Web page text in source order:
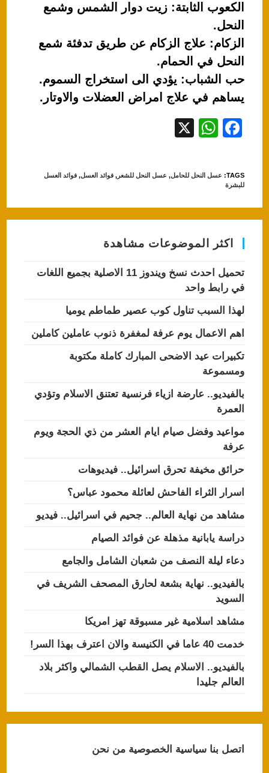
الكعوب الثابتة: زيت دوار الشمس وشمع
النحل.
الزكام: علاج الزكام عن طريق تدفئة شمع
النحل في الحمام.
حب الشباب: يؤدي الى استخراج السموم.
يساهم في علاج امراض العضلات والاوتار.
F
b
o
o
k
W
s
A
p
p
TAGS
: عسل النحل للحامل, عسل النحل للشعر, فوائد العسل, فوائد العسل
للبشرة
اكثر الموضوعات مشاهدة
تحميل احدث نسخ ويندوز 11 الاصلية بجميع اللغات
في رابط واحد
لهذا السبب تناول كوب عصير طماطم يوميا
اهم الاعمال يوم عرفة لمغفرة ذنوب عاملين كاملين
تكبيرات عيد الاضحى المبارك كاملة مكتوبة
ومسموعة
بالفيديو.. عارضة ازياء فرنسية تعتنق الاسلام وتؤدي
العمرة
مواعيد وفضل صيام ايام العشر من ذي الحجة ويوم
عرفة
حرائق مخيفة تحرق اسرائيل.. فيديوهات
اسرار الثراء الفاحش لعائلة محمود عباس؟
مشاهد من نهاية العالم.. جحيم في اسرائيل.. فيديو
دراسة يابانية مذهلة عن فوائد الصيام
دعاء ليلة النصف من شعبان الشامل والجامع
بالفيديو.. نهاية بشعة لحارق المصحف الشريف في
السويد
مشاهد اسلامية غير مسبوقة تهز امريكا
خدمت 40 عاما في الكنيسة والان اعترف بهذا السر!
بالفيديو.. الاسلام يصل القطب الشمالي واكثر بلاد
العالم جليدا
اتصل بناسياسية الخصوصيةمن نحن